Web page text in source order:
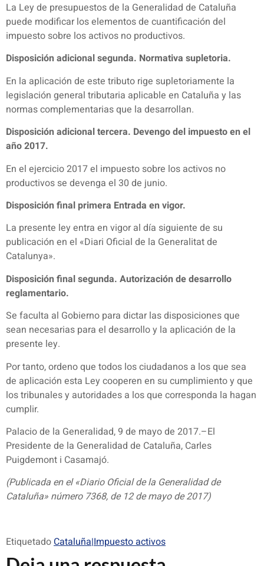
La Ley de presupuestos de la Generalidad de Cataluña
puede modificar los elementos de cuantificación del
impuesto sobre los activos no productivos.
Disposición adicional segunda. Normativa supletoria.
En la aplicación de este tributo rige supletoriamente la
legislación general tributaria aplicable en Cataluña y las
normas complementarias que la desarrollan.
Disposición adicional tercera. Devengo del impuesto en el
año 2017.
En el ejercicio 2017 el impuesto sobre los activos no
productivos se devenga el 30 de junio.
Disposición final primera Entrada en vigor.
La presente ley entra en vigor al día siguiente de su
publicación en el «Diari Oficial de la Generalitat de
Catalunya».
Disposición final segunda. Autorización de desarrollo
reglamentario.
Se faculta al Gobierno para dictar las disposiciones que
sean necesarias para el desarrollo y la aplicación de la
presente ley.
Por tanto, ordeno que todos los ciudadanos a los que sea
de aplicación esta Ley cooperen en su cumplimiento y que
los tribunales y autoridades a los que corresponda la hagan
cumplir.
Palacio de la Generalidad, 9 de mayo de 2017.–El
Presidente de la Generalidad de Cataluña, Carles
Puigdemont i Casamajó.
(Publicada en el «Diario Oficial de la Generalidad de
Cataluña» número 7368, de 12 de mayo de 2017)
EtiquetadoCataluña|Impuesto activos